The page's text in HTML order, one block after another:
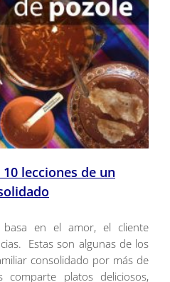
lecciones de un
en el amor, el cliente
Estas son algunas de los
consolidado por más de
platos deliciosos,